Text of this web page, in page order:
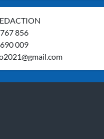
856
009